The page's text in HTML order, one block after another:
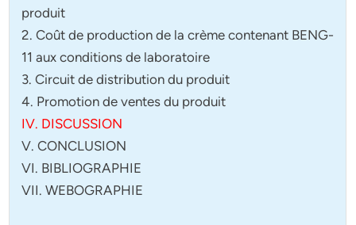
produit
2. Coût de production de la crème contenant BENG-
11 aux conditions de laboratoire
3. Circuit de distribution du produit
4. Promotion de ventes du produit
IV. DISCUSSION
V. CONCLUSION
VI. BIBLIOGRAPHIE
VII. WEBOGRAPHIE